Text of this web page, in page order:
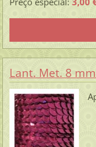
Lant. Met. 8